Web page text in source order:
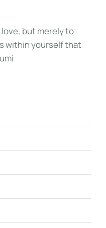
love, but merely to
within yourself that